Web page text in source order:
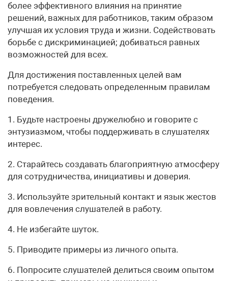
более эффективного влияния на принятие
решений, важных для работников, таким образом
улучшая их условия труда и жизни. Содействовать
борьбе с дискриминацией; добиваться равных
возможностей для всех.
Для достижения поставленных целей вам
потребуется следовать определенным правилам
поведения.
1. Будьте настроены дружелюбно и говорите с
энтузиазмом, чтобы поддерживать в слушателях
интерес.
2. Старайтесь создавать благоприятную атмосферу
для сотрудничества, инициативы и доверия.
3. Используйте зрительный контакт и язык жестов
для вовлечения слушателей в работу.
4. Не избегайте шуток.
5. Приводите примеры из личного опыта.
6. Попросите слушателей делиться своим опытом